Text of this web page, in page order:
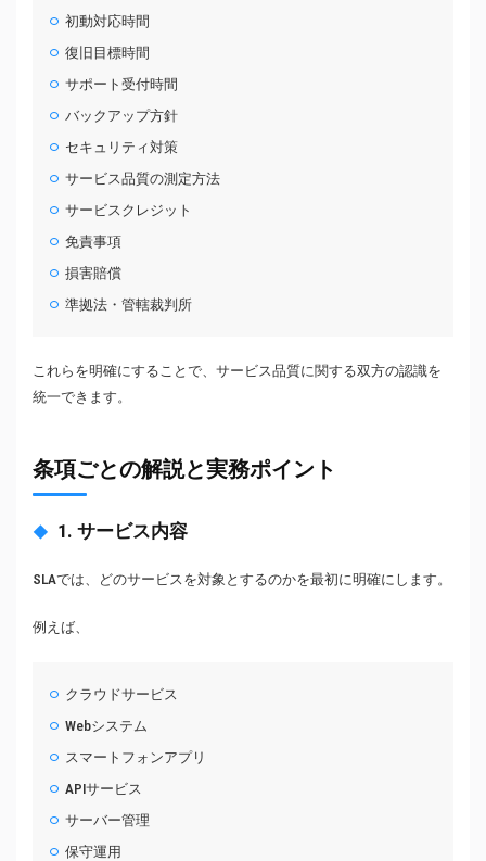
初動対応時間
復旧目標時間
サポート受付時間
バックアップ方針
セキュリティ対策
サービス品質の測定方法
サービスクレジット
免責事項
損害賠償
準拠法・管轄裁判所
これらを明確にすることで、サービス品質に関する双方の認識を
統一できます。
条項ごとの解説と実務ポイント
1. サービス内容
SLAでは、どのサービスを対象とするのかを最初に明確にします。
例えば、
クラウドサービス
Webシステム
スマートフォンアプリ
APIサービス
サーバー管理
保守運用